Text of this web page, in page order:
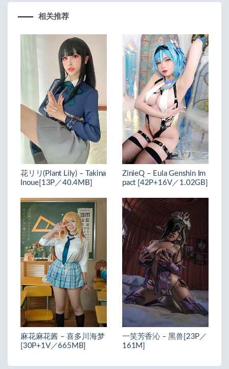
相关推荐
花リリ(Plant Lily) – Takina
Inoue[13P／40.4MB]
ZinieQ – Eula Genshin Im
pact [42P+16V／1.02GB]
麻花麻花酱 – 喜多川海梦
[30P+1V／665MB]
一笑芳香沁 – 黑兽[23P／
161M]